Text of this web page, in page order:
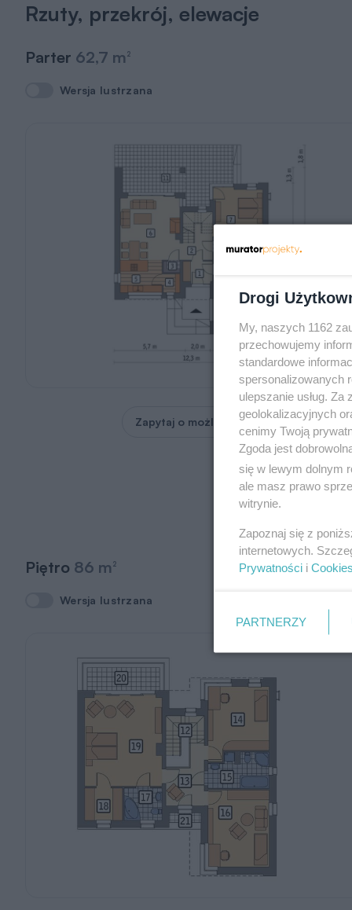
Rzuty, przekrój, elewacje
Parter 62,7 m 2
Wersja lustrzana
Wersja lustrzana
Zapytaj o możliwość zmian
Piętro 86 m 2
Wersja lustrzana
Wersja lustrzana
Drogi
My, naszych 1162
przechowujemy
standardowe
spersonalizowanych
ulepszanie usług.
geolokalizacyjnych
cenimy Twoją
Zgoda jest
się w lewym dolnym
ale masz prawo
witrynie.
Zapoznaj się z
internetowych.
Prywatności i Cookies
PARTNERZY